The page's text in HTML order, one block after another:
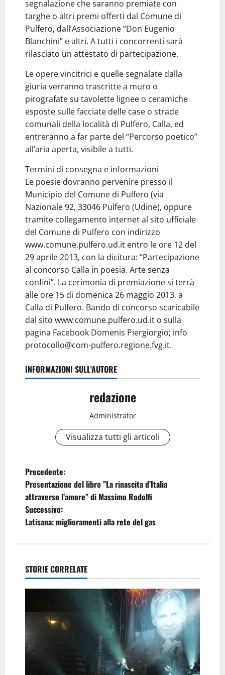
segnalazione che saranno premiate con
targhe o altri premi offerti dal Comune di
Pulfero, dall’Associazione “Don Eugenio
Blanchini” e altri. A tutti i concorrenti sarà
rilasciato un attestato di partecipazione.
Le opere vincitrici e quelle segnalate dalla
giuria verranno trascritte a muro o
pirografate su tavolette lignee o ceramiche
esposte sulle facciate delle case o strade
comunali della località di Pulfero, Calla, ed
entreranno a far parte del “Percorso poetico”
all’aria aperta, visibile a tutti.
Termini di consegna e informazioni
Le poesie dovranno pervenire presso il
Municipio del Comune di Pulfero (via
Nazionale 92, 33046 Pulfero (Udine), oppure
tramite collegamento internet al sito ufficiale
del Comune di Pulfero con indirizzo
www.comune.pulfero.ud.it entro le ore 12 del
29 aprile 2013, con la dicitura: “Partecipazione
al concorso Calla in poesia. Arte senza
confini”. La cerimonia di premiazione si terrà
alle ore 15 di domenica 26 maggio 2013, a
Calla di Pulfero. Bando di concorso scaricabile
dal sito www.comune.pulfero.ud.it o sulla
pagina Facebook Domenis Piergiorgio; info
protocollo@com-pulfero.regione.fvg.it.
INFORMAZIONI SULL'AUTORE
redazione
Administrator
Visualizza tutti gli articoli
N
a
v
g
a
i
o
Precedente:
Presentazione del libro ”La rinascita d’Italia
attraverso l’amore” di Massimo Rodolfi
Successivo:
Latisana: miglioramenti alla rete del gas
STORIE CORRELATE